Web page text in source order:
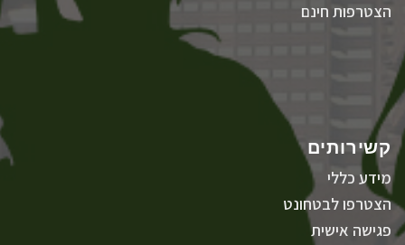
הצטרפות חינם
קשירותים
מידע כללי
הצטרפו לבטחונט
פגישה אישית